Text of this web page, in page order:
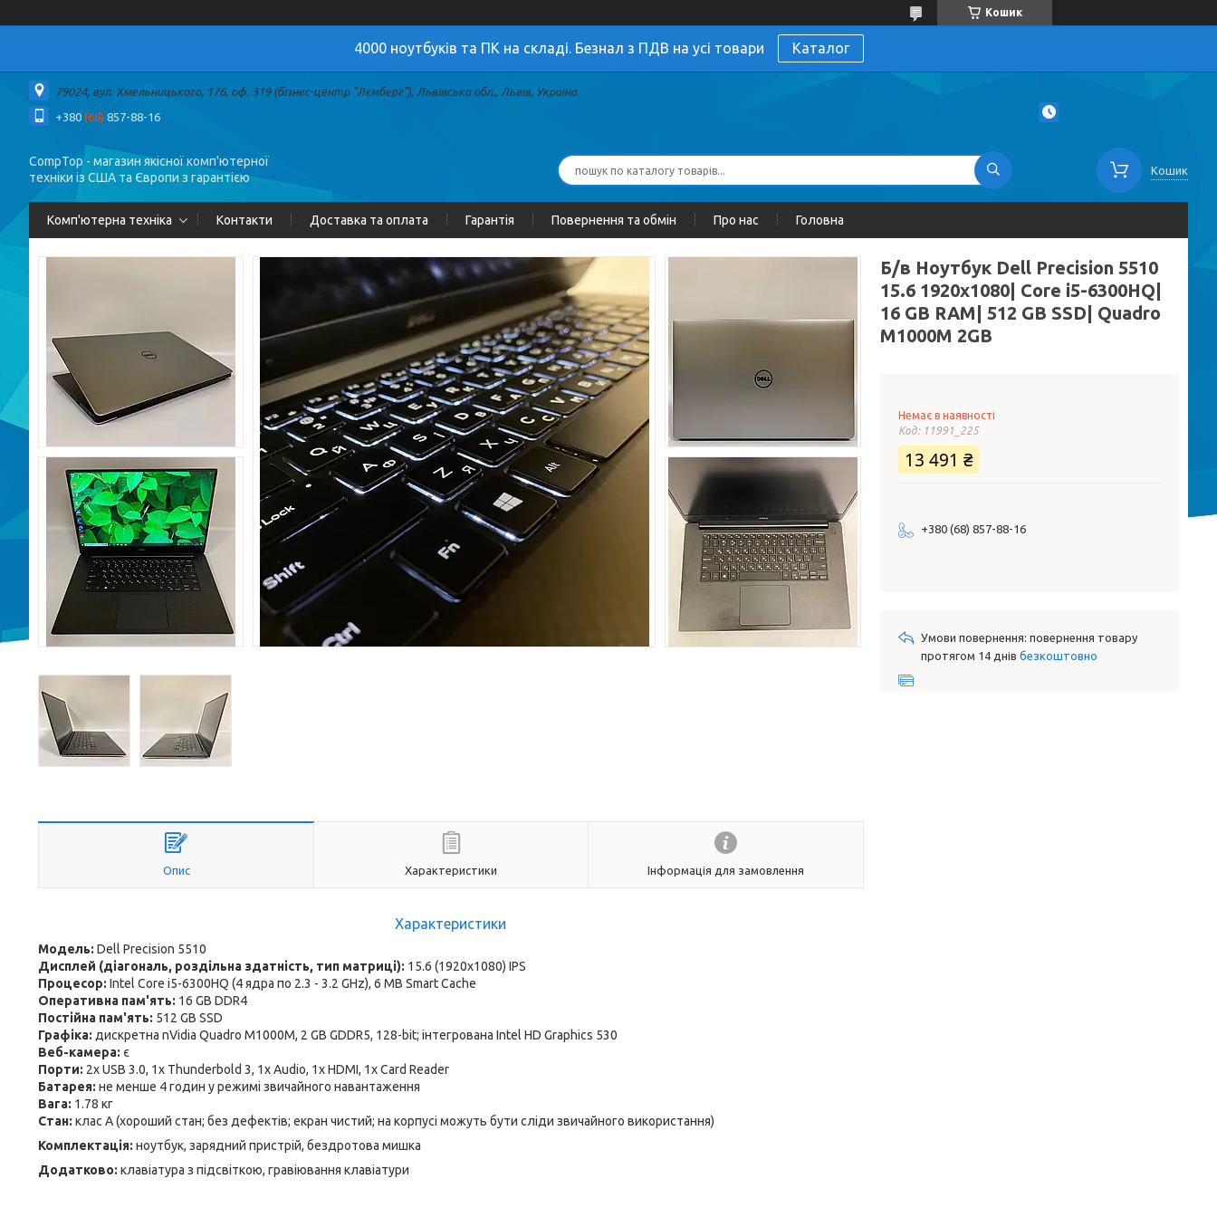
Кошик
4000 ноутбуків та ПК на складі. Безнал з ПДВ на усі товари Каталог
79024, вул. Хмельницького, 176, оф. 319 (бізнес-центр "Лємберг"), Львівська обл., Львів, Україна
+380 (68) 857-88-16
CompTop - магазин якісної комп'ютерної
техніки із США та Європи з гарантією
Кошик
Комп'ютерна техніка Контакти Доставка та оплата Гарантія Повернення та обмін Про нас Головна
Опис Характеристики Інформація для замовлення
Характеристики
Модель: Dell Precision 5510
Дисплей (діагональ, роздільна здатність, тип матриці): 15.6 (1920x1080) IPS
Процесор: Intel Core i5-6300HQ (4 ядра по 2.3 - 3.2 GHz), 6 MB Smart Cache
Оперативна пам'ять: 16 GB DDR4
Постійна пам'ять: 512 GB SSD
Графіка: дискретна nVidia Quadro M1000M, 2 GB GDDR5, 128-bit; інтегрована Intel HD Graphics 530
Веб-камера: є
Порти: 2x USB 3.0, 1x Thunderbold 3, 1x Audio, 1x HDMI, 1x Card Reader
Батарея: не менше 4 годин у режимі звичайного навантаження
Вага: 1.78 кг
Стан: клас А (хороший стан; без дефектів; екран чистий; на корпусі можуть бути сліди звичайного використання)
Комплектація: ноутбук, зарядний пристрій, бездротова мишка
Додатково: клавіатура з підсвіткою, гравіювання клавіатури
Б/в Ноутбук Dell Precision 5510
15.6 1920x1080| Core i5-6300HQ|
16 GB RAM| 512 GB SSD| Quadro
M1000M 2GB
Немає в наявності
Код: 11991_225
13 491 ₴
+380 (68) 857-88-16
повернення товару
протягом 14 днів безкоштовно